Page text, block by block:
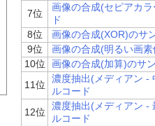
7位
画像の合成(セピアカ
ド
8位
画像の合成(XOR)のサ
9位
画像の合成(明るい画
10位
画像の合成(加算)のサ
11位
濃度抽出(メディアン -
ルコード
12位
濃度抽出(メディアン -
ルコード